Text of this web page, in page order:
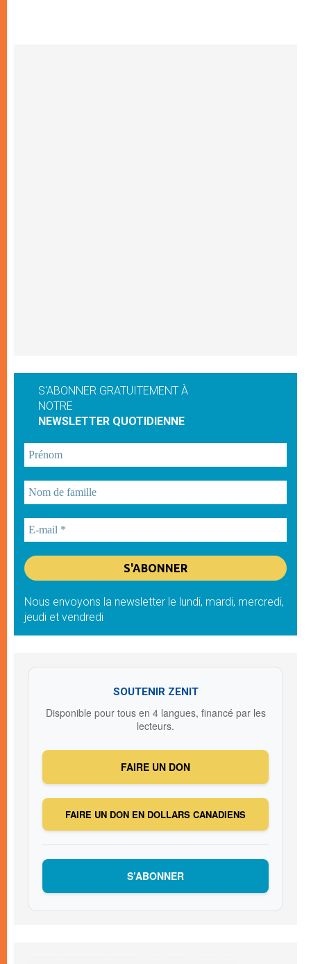
S'ABONNER GRATUITEMENT À
NOTRE
NEWSLETTER QUOTIDIENNE
Nous envoyons la newsletter le lundi, mardi, mercredi,
jeudi et vendredi
SOUTENIR ZENIT
Disponible pour tous en 4 langues, financé par les
lecteurs.
FAIRE UN DON
FAIRE UN DON EN DOLLARS CANADIENS
S’ABONNER